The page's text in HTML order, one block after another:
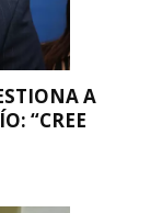
A
“CREE